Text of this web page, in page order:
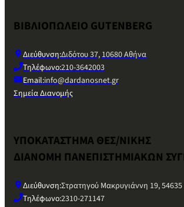
ΒΙΒΛΙΟΠΩΛΕΙΟ GUTENBERG
Διεύθυνση:Διδότου 37, 10680 Αθήνα
Τηλέφωνο:210-3642003
Email:info@dardanosnet.gr
Σημεία Διανομής
ΥΠΟΚΑΤΑΣΤΗΜΑ ΘΕΣ/ΝΙΚΗΣ
ΔΙΑΝΟΜΗ ΠΑΝΕΠΙΣΤΗΜΙΑΚΩΝ
Διεύθυνση:Στρατηγού Μακρυγιάννη 19,
Τηλέφωνο:2310-271147